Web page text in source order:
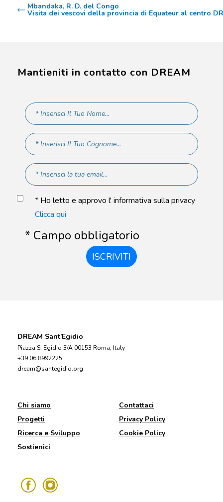
Mbandaka, R. D. del Congo
Visita dei vescovi della provincia di Equateur al centro
Mantieniti in contatto con DREAM
* Ho letto e approvo l' informativa sulla privacy
Clicca qui
* Campo obbligatorio
ISCRIVITI
DREAM Sant’Egidio
Piazza S. Egidio 3/A 00153 Roma, Italy
+39 06 8992225
dream@santegidio.org
Chi siamo
Progetti
Ricerca e Sviluppo
Sostienici
Contattaci
Privacy Policy
Cookie Policy